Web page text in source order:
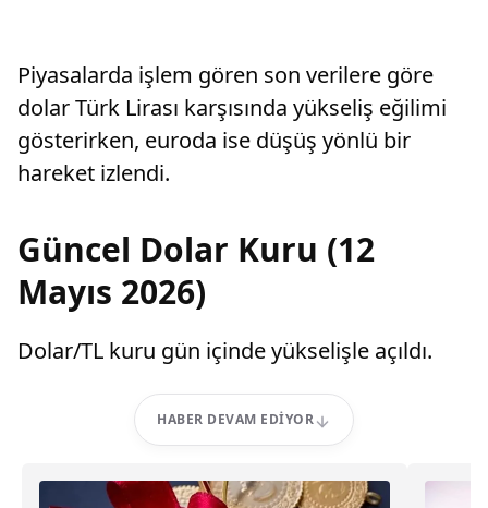
Piyasalarda işlem gören son verilere göre
dolar Türk Lirası karşısında yükseliş eğilimi
gösterirken, euroda ise düşüş yönlü bir
hareket izlendi.
Güncel Dolar Kuru (12
Mayıs 2026)
Dolar/TL kuru gün içinde yükselişle açıldı.
HABER DEVAM EDIYOR